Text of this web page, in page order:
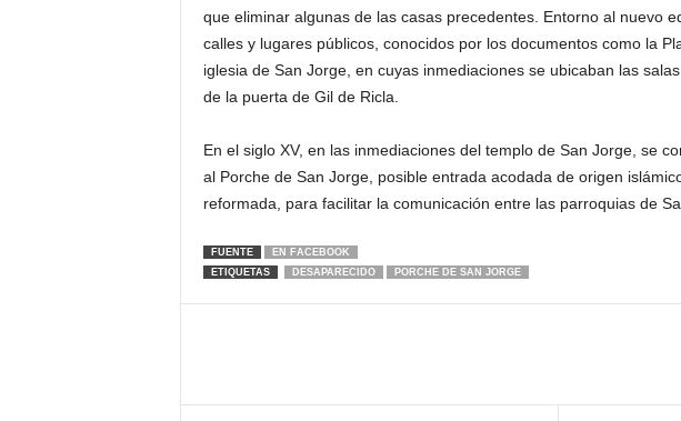
que eliminar algunas de las casas precedentes. Entorno al nuevo
calles y lugares públicos, conocidos por los documentos como la
iglesia de San Jorge, en cuyas inmediaciones se ubicaban las
de la puerta de Gil de Ricla.
En el siglo XV, en las inmediaciones del templo de San Jorge, se
al Porche de San Jorge, posible entrada acodada de origen
reformada, para facilitar la comunicación entre las parroquias de
FUENTE
EN FACEBOOK
ETIQUETAS
DESAPARECIDO PORCHE DE SAN JORGE